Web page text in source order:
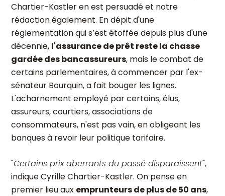
Chartier-Kastler en est persuadé et notre
rédaction également. En dépit d'une
réglementation qui s’est étoffée depuis plus d'une
décennie, l'assurance de prêt reste la chasse
gardée des bancassureurs, mais le combat de
certains parlementaires, à commencer par l'ex-
sénateur Bourquin, a fait bouger les lignes.
L'acharnement employé par certains, élus,
assureurs, courtiers, associations de
consommateurs, n'est pas vain, en obligeant les
banques à revoir leur politique tarifaire.
"Certains prix aberrants du passé disparaissent",
indique Cyrille Chartier-Kastler. On pense en
premier lieu aux emprunteurs de plus de 50 ans,